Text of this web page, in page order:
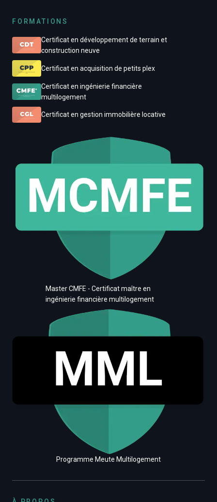
FORMATIONS
Certificat en développement de terrain et
construction neuve
Certificat en acquisition de petits plex
Certificat en ingénierie financière
multilogement
Certificat en gestion immobilière locative
Master CMFE - Certificat maître en
ingénierie financière multilogement
Programme Meute Multilogement